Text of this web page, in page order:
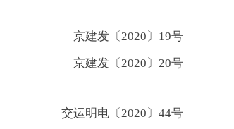
京建发〔2020〕19号
京建发〔2020〕20号
交运明电〔2020〕44号